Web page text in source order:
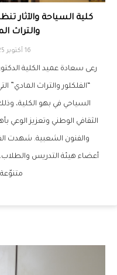
كلية السياحة والآثار
والتراث
16 أكتوبر 2025
رعى سعادة عميد الكلية
“الفلكلور والتراث المادي”
السياحي في بهو الكلية،
الثقافي الوطني وتعزيز الوعي
والفنون الشعبية. شهدت
أعضاء هيئة التدريس
متنوّعة